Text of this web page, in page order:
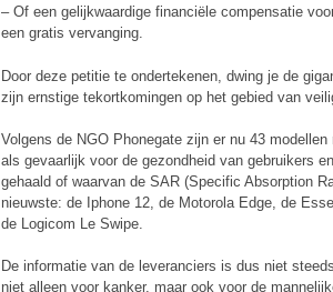
– Of een gelijkwaardige financiële compensatie
een gratis vervanging.
Door deze petitie te ondertekenen, dwing je de
zijn ernstige tekortkomingen op het gebied van
Volgens de NGO Phonegate zijn er nu 43
als gevaarlijk voor de gezondheid van gebruikers
gehaald of waarvan de SAR (Specific Absorption
nieuwste: de Iphone 12, de Motorola Edge, de
de Logicom Le Swipe.
De informatie van de leveranciers is dus niet
niet alleen voor kanker, maar ook voor de